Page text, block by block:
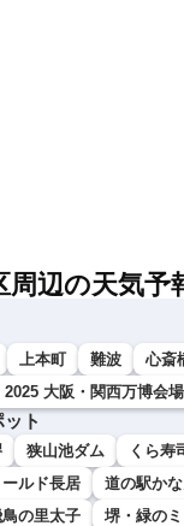
周辺の天気予
上本町 難波 心斎
大阪・関西万博会場
ト
狭山池ダム くら寿
ルド長居
道の駅か
の里太子
堺・緑の